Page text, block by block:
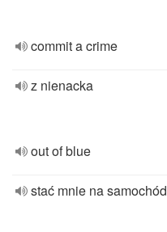
commit a crime
z nienacka
out of blue
stać mnie na samochód